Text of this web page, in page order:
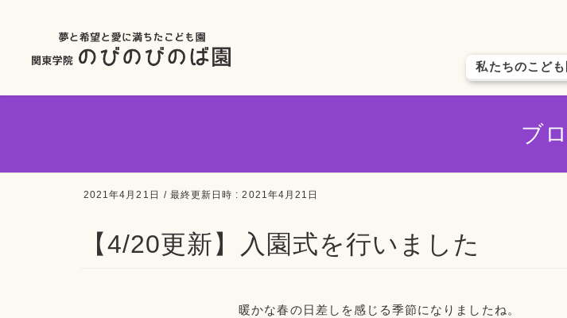
私たちのこども
ブ
2021年4月21日 / 最終更新日時 :2021年4月21日
【4/20更新】入園式を行いました
暖かな春の日差しを感じる季節になりましたね。